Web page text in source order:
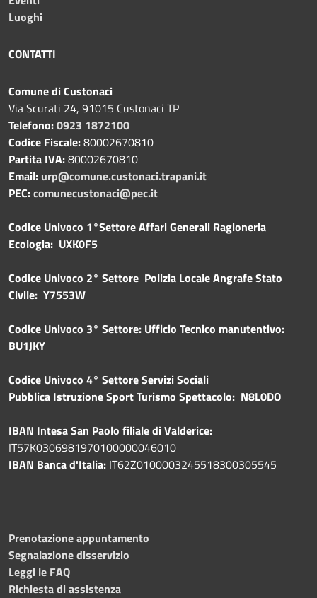
Luoghi
CONTATTI
Comune di Custonaci
Via Scurati 24, 91015 Custonaci TP
Telefono:0923 1872100
Codice Fiscale:80002670810
Partita IVA:80002670810
Email: urp@comune.custonaci.trapani.it
PEC:comunecustonaci@pec.it
Codice Univoco 1°Settore Affari Generali Ragioneria
Ecologia: UXK0F5
Codice Univoco 2° Settore Polizia Locale Angrafe Stato
Civile: Y7553W
Codice Univoco 3° Settore: Ufficio Tecnico manutentivo:
BU1JKY
Codice Univoco 4° Settore Servizi Sociali
Pubblica Istruzione Sport Turismo Spettacolo: N8L0DO
IBAN Intesa San Paolo filiale di Valderice:
IT57K0306981970100000046010
IBAN Banca d'Italia: IT62Z0100003245518300305545
Prenotazione appuntamento
Segnalazione disservizio
Leggi le FAQ
Richiesta di assistenza